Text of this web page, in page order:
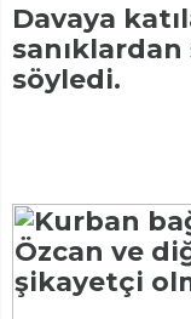
Davaya
sanıklardan
söyledi.